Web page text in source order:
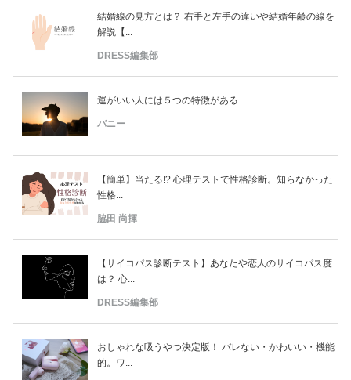
結婚線の見方とは？ 右手と左手の違いや結婚年齢の線を
解説【...
DRESS編集部
運がいい人には５つの特徴がある
バニー
【簡単】当たる!? 心理テストで性格診断。知らなかった
性格...
脇田 尚揮
【サイコパス診断テスト】あなたや恋人のサイコパス度
は？ 心...
DRESS編集部
おしゃれな吸うやつ決定版！ バレない・かわいい・機能
的。ワ...